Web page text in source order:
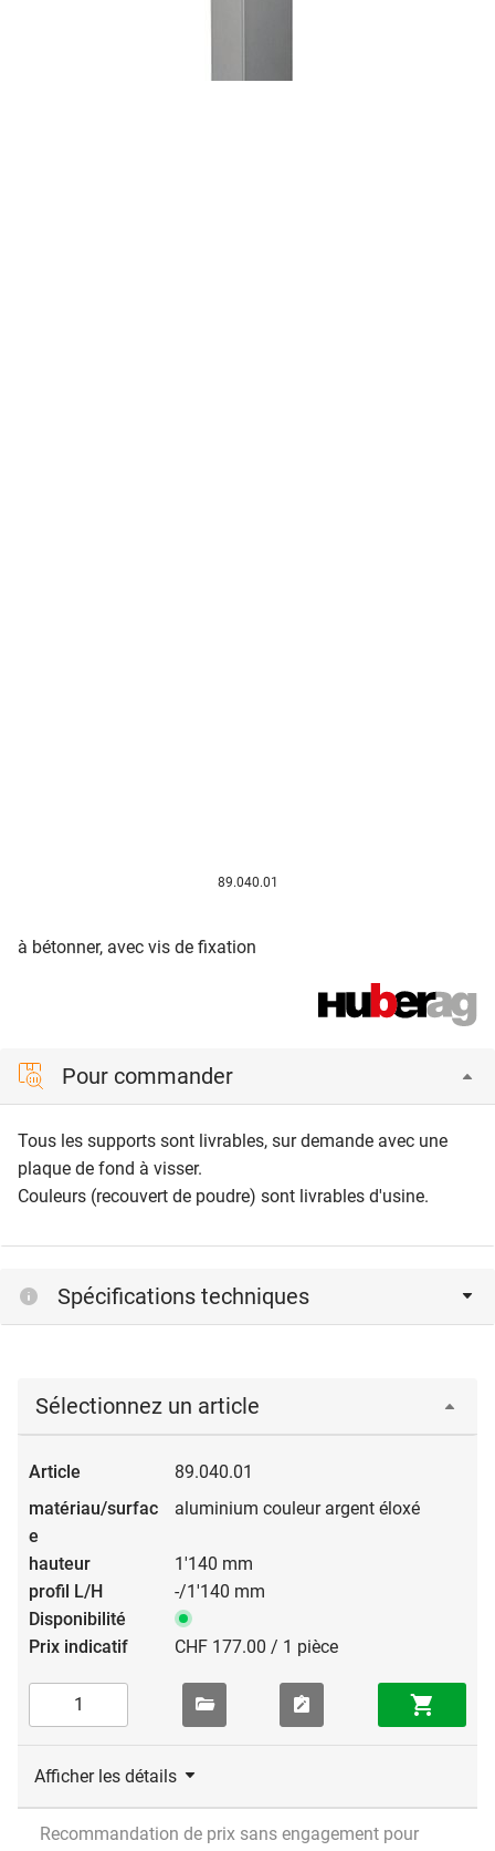
89.040.01
à bétonner, avec vis de fixation
Pour commander
Tous les supports sont livrables, sur demande avec une
plaque de fond à visser.
Couleurs (recouvert de poudre) sont livrables d'usine.
Spécifications techniques
Sélectionnez un article
89.040.01
aluminium couleur argent éloxé
1'140 mm
-/1'140 mm
CHF 177.00 / 1 pièce
Afficher les détails
Recommandation de prix sans engagement pour